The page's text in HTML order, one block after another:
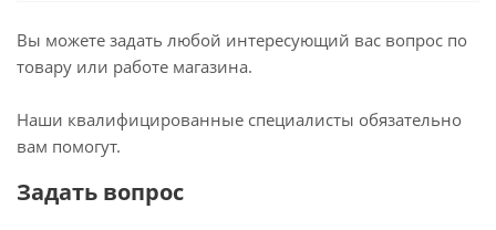
Вы можете задать любой интересующий вас вопрос по
товару или работе магазина.
Наши квалифицированные специалисты обязательно
вам помогут.
Задать вопрос